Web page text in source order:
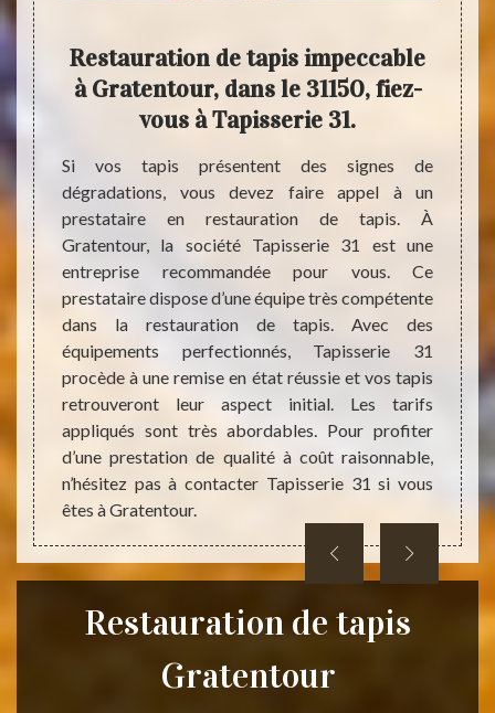
de
est
état.
plus,
Si
en
vous
il
Restauration de tapis impeccable
à Gratentour, dans le 31150, fiez-
vous à Tapisserie 31.
Si vos tapis présentent des signes de
dégradations, vous devez faire appel à un
prestataire en restauration de tapis. À
Gratentour, la société Tapisserie 31 est une
entreprise recommandée pour vous. Ce
prestataire dispose d’une équipe très compétente
dans la restauration de tapis. Avec des
équipements perfectionnés, Tapisserie 31
procède à une remise en état réussie et vos tapis
retrouveront leur aspect initial. Les tarifs
appliqués sont très abordables. Pour profiter
d’une prestation de qualité à coût raisonnable,
n’hésitez pas à contacter Tapisserie 31 si vous
êtes à Gratentour.
Un
Des
sont
Des
en
Restauration de tapis
Gratentour